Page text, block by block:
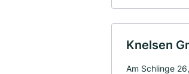
Knelsen
Am Schlinge